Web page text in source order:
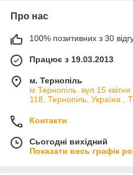
Про нас
100% позитивних з 30
Працює з 19.03.2013
м. Тернопіль
м.Тернопіль .вул 15
118, Тернопіль, Україна ,
Контакти
Сьогодні вихідний
Показати весь графік